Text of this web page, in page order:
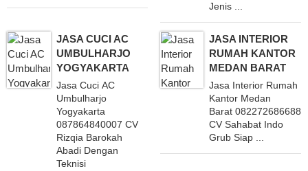
Jenis ...
JASA CUCI AC
UMBULHARJO
YOGYAKARTA
Jasa Cuci AC
Umbulharjo
Yogyakarta
087864840007 CV
Rizqia Barokah
Abadi Dengan
Teknisi
JASA INTERIOR
RUMAH KANTOR
MEDAN BARAT
Jasa Interior Rumah
Kantor Medan
Barat 082272686688
CV Sahabat Indo
Grub Siap ...